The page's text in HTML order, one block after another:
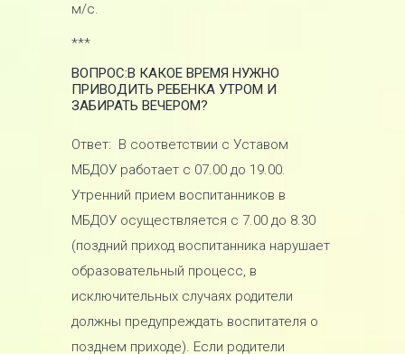
м/с.
***
ВОПРОС:В КАКОЕ ВРЕМЯ НУЖНО
ПРИВОДИТЬ РЕБЕНКА УТРОМ И
ЗАБИРАТЬ ВЕЧЕРОМ?
Ответ: В соответствии с Уставом
МБДОУ работает с 07.00 до 19.00.
Утренний прием воспитанников в
МБДОУ осуществляется с 7.00 до 8.30
(поздний приход воспитанника нарушает
образовательный процесс, в
исключительных случаях родители
должны предупреждать воспитателя о
позднем приходе). Если родители